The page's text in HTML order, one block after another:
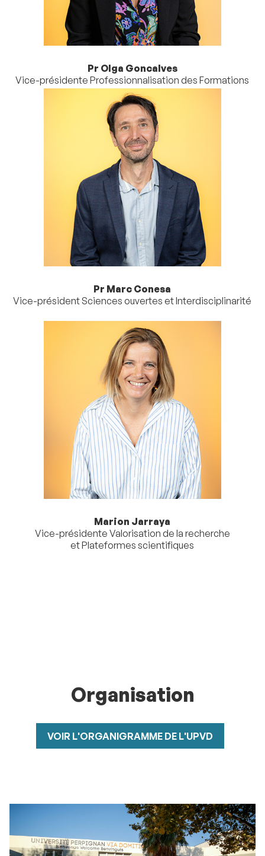
Pr Olga Goncalves
Vice-présidente Professionnalisation des Formations
Pr Marc Conesa
Vice-président Sciences ouvertes et Interdisciplinarité
Marion Jarraya
Vice-présidente Valorisation de la recherche
et Plateformes scientifiques
Organisation
VOIR L'ORGANIGRAMME DE L'UPVD